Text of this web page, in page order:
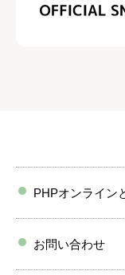
PHPオンライン
お問い合わせ